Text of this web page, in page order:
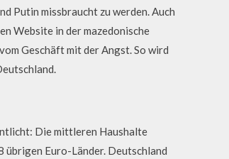
Putin missbraucht zu werden. Auch
Website in der mazedonische
Geschäft mit der Angst. So wird
Die mittleren Haushalte
übrigen Euro-Länder. Deutschland